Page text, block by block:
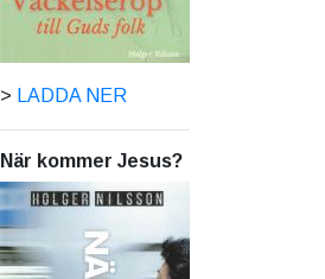
> LADDA NER
När kommer Jesus?